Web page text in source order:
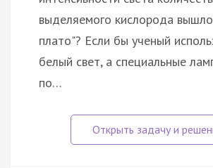
выделяемого кислорода
плато"? Если бы ученый
белый свет, а специальные
по…